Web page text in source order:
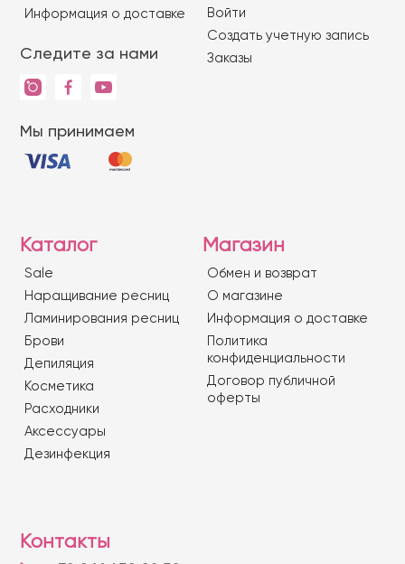
Информация о доставке
Следите за нами
Мы принимаем
Войти
Создать учетную запись
Заказы
Каталог
Sale
Наращивание ресниц
Ламинирования ресниц
Брови
Депиляция
Косметика
Расходники
Аксессуары
Дезинфекция
Магазин
Обмен и возврат
О магазине
Информация о доставке
Политика
конфиденциальности
Договор публичной
оферты
Контакты